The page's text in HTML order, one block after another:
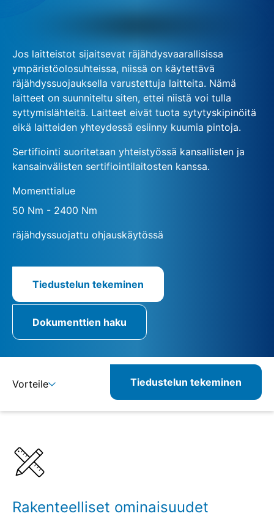
Jos laitteistot sijaitsevat räjähdysvaarallisissa
ympäristöolosuhteissa, niissä on käytettävä
räjähdyssuojauksella varustettuja laitteita. Nämä
laitteet on suunniteltu siten, ettei niistä voi tulla
syttymislähteitä. Laitteet eivät tuota sytytyskipinöitä
eikä laitteiden yhteydessä esiinny kuumia pintoja.
Sertifiointi suoritetaan yhteistyössä kansallisten ja
kansainvälisten sertifiointilaitosten kanssa.
Momenttialue
50 Nm - 2400 Nm
räjähdyssuojattu ohjauskäytössä
Tiedustelun tekeminen
Dokumenttien haku
Vorteile
Yhdisteltävät tuotteet
Vastaavat tuotteet
Tiedustelun tekeminen
Rakenteelliset ominaisuudet